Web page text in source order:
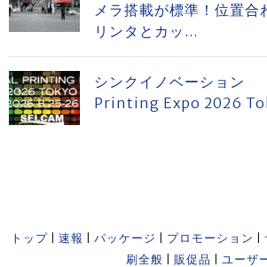
メラ搭載が標準！位置
リンタとカッ...
シンクイノベーション
Printing Expo 2026
トップ 速報 パッケージ プロモーション
刷全般
販促品 ユーザ